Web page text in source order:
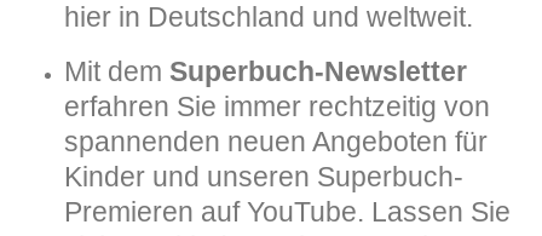
hier in Deutschland und weltweit.
Mit dem Superbuch-Newsletter
erfahren Sie immer rechtzeitig von
spannenden neuen Angeboten für
Kinder und unseren Superbuch-
Premieren auf YouTube. Lassen Sie